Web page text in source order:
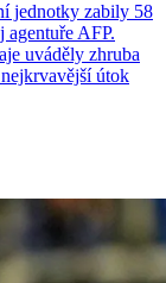
jednotky zabily 58
AFP.
uváděly zhruba
útok